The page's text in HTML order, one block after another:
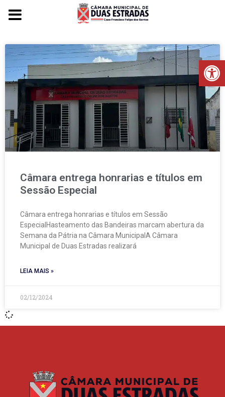
Voltar para o início
Câmara entrega honrarias e títulos em
Sessão Especial
Câmara entrega honrarias e títulos em Sessão
EspecialHasteamento das Bandeiras marcam abertura da
Semana da Pátria na Câmara MunicipalA Câmara
Municipal de Duas Estradas realizará
LEIA MAIS »
02/12/2024